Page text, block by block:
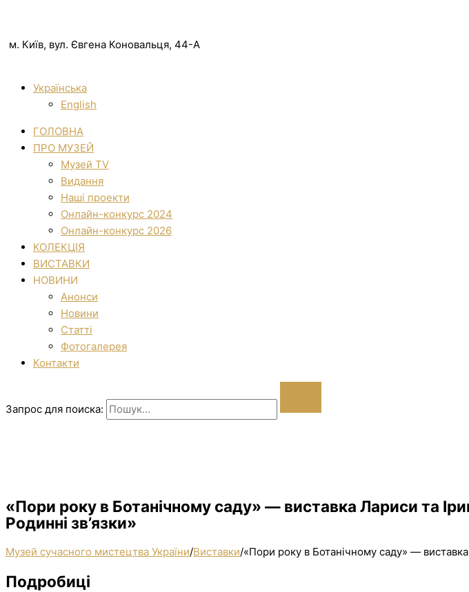
м. Київ, вул. Євгена Коновальця, 44-А
Українська
English
ГОЛОВНА
ПРО МУЗЕЙ
Музей TV
Видання
Наші проекти
Онлайн-конкурс 2024
Онлайн-конкурс 2026
КОЛЕКЦІЯ
ВИСТАВКИ
НОВИНИ
Анонси
Новини
Статті
Фотогалерея
Контакти
Запрос для поиска:
«Пори року в Ботанічному саду» — виставка Лариси та
Родинні зв’язки»
Музей сучасного мистецтва України/Виставки/«Пори року в Ботанічному саду» —
Подробиці